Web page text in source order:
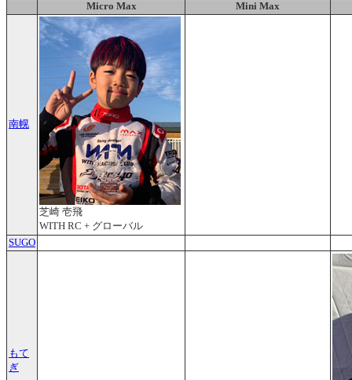
Micro Max Mini Max
南幌
芝崎 壱飛
WITH RC + グローバル
SUGO
もて
ぎ